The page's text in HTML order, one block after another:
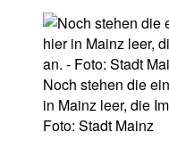
Noch stehen die
in Mainz leer, die
Foto: Stadt Mainz